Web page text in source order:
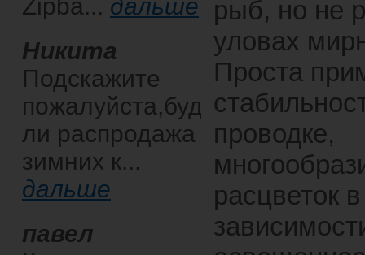
Zipba... дальше
Никита
Подскажите
пожалуйста,будет
ли распродажа
зимних к...
дальше
павел
рыб, но не
уловах
Проста
проводке,
расцветок в